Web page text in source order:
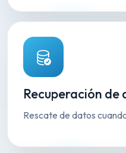
Recuperación de
Rescate de datos